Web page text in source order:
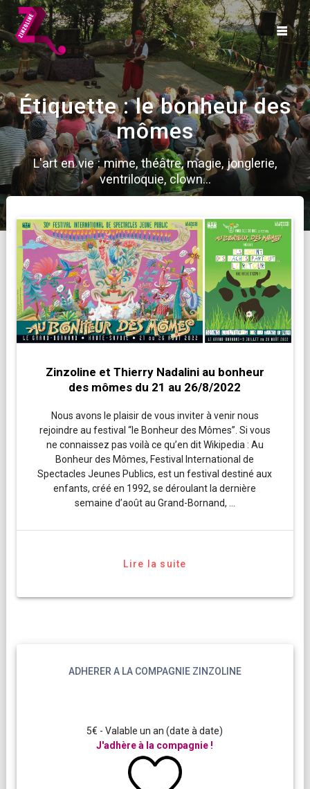
Skip
to
content
Étiquette :le bonheur des
mômes
L'art en vie : mime, théâtre, magie, jonglerie,
ventriloquie, clown...
Zinzoline et Thierry Nadalini au bonheur
des mômes du 21 au 26/8/2022
Nous avons le plaisir de vous inviter à venir nous
rejoindre au festival “le Bonheur des Mômes”. Si vous
ne connaissez pas voilà ce qu’en dit Wikipedia : Au
Bonheur des Mômes, Festival International de
Spectacles Jeunes Publics, est un festival destiné aux
enfants, créé en 1992, se déroulant la dernière
semaine d’août au Grand-Bornand, …
Lire la suite
ADHERER A LA COMPAGNIE ZINZOLINE
5€ - Valable un an (date à date)
J'adhère à la compagnie !